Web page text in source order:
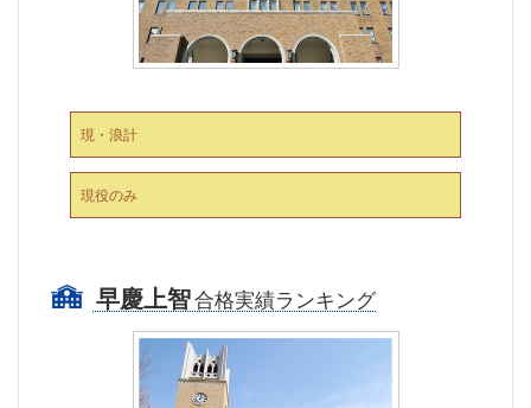
現・浪計
現役のみ
早慶上智合格実績ランキング